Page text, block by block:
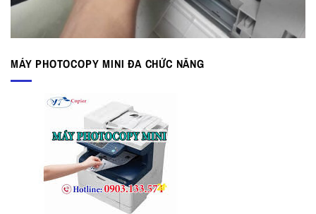
MÁY PHOTOCOPY MINI ĐA CHỨC NĂNG